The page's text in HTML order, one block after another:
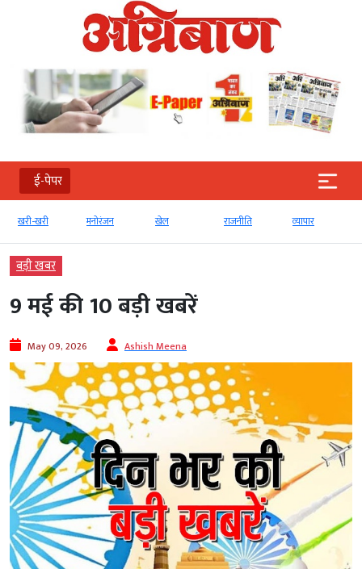
ई-पेपर
मनोरंजन खेल राजनीति व्‍यापार टेक्‍नोलॉजी
बड़ी खबर
9 मई की 10 बड़ी खबरें
May 09, 2026 Ashish Meena